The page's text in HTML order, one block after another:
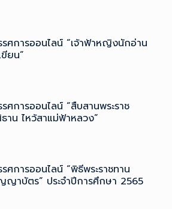
รศการออนไลน์ “เจ้าฟ้าหญิงนักอ่าน
ยน”
ศการออนไลน์ “สืบสานพระราช
าน ไหว้สาแม่ฟ้าหลวง”
ศการออนไลน์ “พิธีพระราชทาน
ญาบัตร” ประจำปีการศึกษา 2565